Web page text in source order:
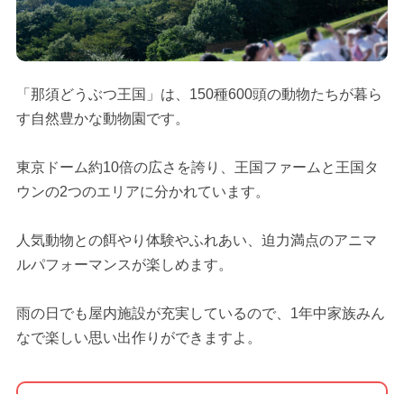
「那須どうぶつ王国」は、150種600頭の動物たちが暮ら
す自然豊かな動物園です。
東京ドーム約10倍の広さを誇り、王国ファームと王国タ
ウンの2つのエリアに分かれています。
人気動物との餌やり体験やふれあい、迫力満点のアニマ
ルパフォーマンスが楽しめます。
雨の日でも屋内施設が充実しているので、1年中家族みん
なで楽しい思い出作りができますよ。